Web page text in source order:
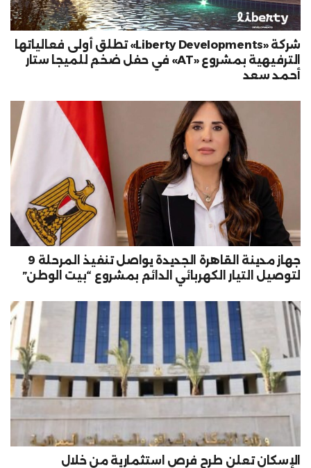
شركة «Liberty Developments» تطلق أولى فعالياتها
الترفيهية بمشروع «AT» في حفل ضخم للميجا ستار
أحمد سعد
جهاز مدينة القاهرة الجديدة يواصل تنفيذ المرحلة 9
لتوصيل التيار الكهربائي الدائم بمشروع “بيت الوطن”
الإسكان تعلن طرح فرص استثمارية من خلال